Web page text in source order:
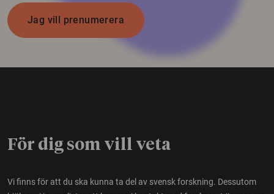
Jag vill prenumerera
För dig som vill veta
Vi finns för att du ska kunna ta del av svensk forskning. Dessutom